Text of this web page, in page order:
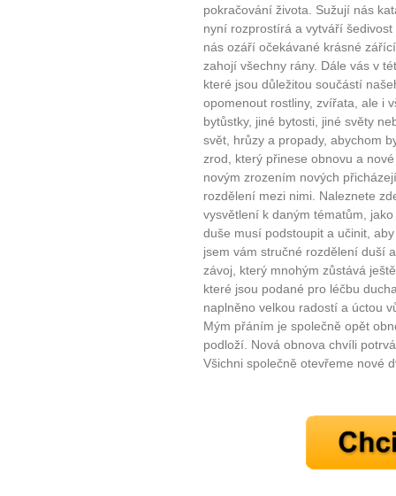
10 tipů
...
Máte pocit, že jste unaveni
Jak mít více energie
Jak vnést do života
Jak být šťastnější
pokračování života. Sužují nás
nyní rozprostírá a vytváří
nás ozáří očekávané krásné
zahojí všechny rány. Dále vás v
které jsou důležitou součástí
opomenout rostliny, zvířata, ale i
bytůstky, jiné bytosti, jiné světy
svět, hrůzy a propady, abychom
zrod, který přinese obnovu a
novým zrozením nových
rozdělení mezi nimi. Naleznete
vysvětlení k daným tématům,
duše musí podstoupit a učinit,
jsem vám stručné rozdělení duší
závoj, který mnohým zůstává
které jsou podané pro léčbu
naplněno velkou radostí a úctou
Mým přáním je společně opět
podloží. Nová obnova chvíli
Všichni společně otevřeme nové